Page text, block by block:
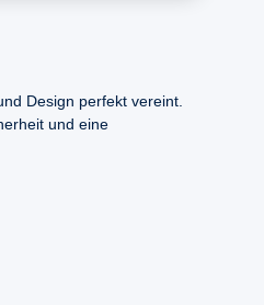
Design perfekt vereint.
und eine